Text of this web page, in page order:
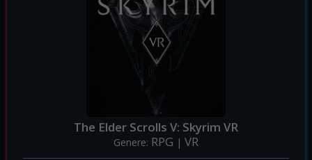
The Elder Scrolls V: Skyrim VR
Genere: RPG | VR